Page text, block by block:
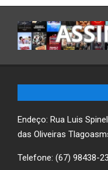
Endeço: Rua Luis
das Oliveiras
Telefone: (67) 98438-